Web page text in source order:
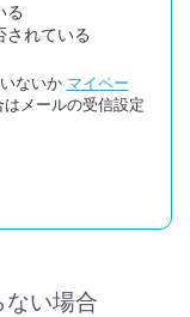
る
されている
ないか マイペー
メールの受信設定
い場合